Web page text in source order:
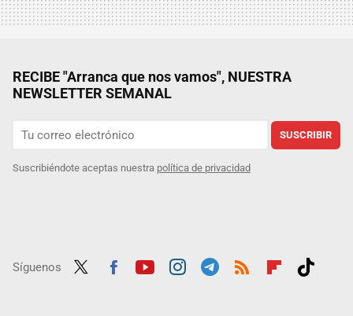
RECIBE "Arranca que nos vamos", NUESTRA
NEWSLETTER SEMANAL
SUSCRIBIR
Suscribiéndote aceptas nuestra política de privacidad
Síguenos